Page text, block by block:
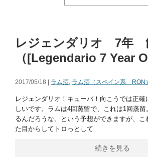
レジェンダリオ 7年
（[Legendario 7 Year
2017/05/18 | ラム酒, ラム酒（スペイン系 RON）
レジェンダリオ！キューバ！向こうでは正確
しいです。ラムは4回蒸留で、これは1回蒸
るんだろうな、という予想ができますが、こ
た目からしてトロっとして
続きを見る